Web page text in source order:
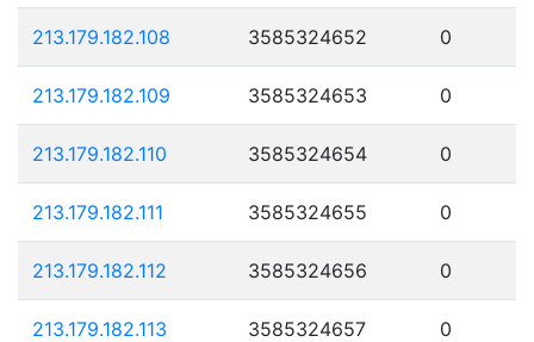
213.179.182.108 3585324652 0
213.179.182.109 3585324653 0
213.179.182.110 3585324654 0
213.179.182.111 3585324655 0
213.179.182.112 3585324656 0
213.179.182.113 3585324657 0